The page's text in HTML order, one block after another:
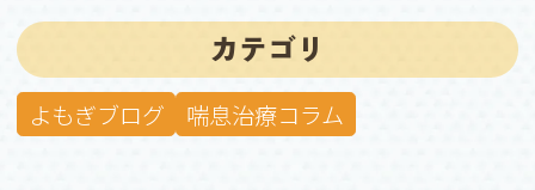
カテゴリ
よもぎブログ 喘息治療コラム